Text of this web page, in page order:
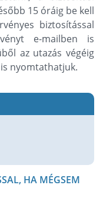
15 óráig be kell
biztosítással
e-mailben is
az utazás végéig
nyomtathatjuk.
HA MÉGSEM